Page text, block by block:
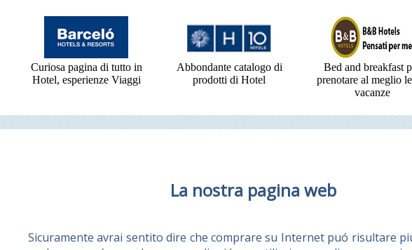
Curiosa pagina di tutto in
Hotel, esperienze Viaggi
Abbondante catalogo di
prodotti di Hotel
Bed and breakfast
prenotare al meglio
vacanze
La nostra pagina web
Sicuramente avrai sentito dire che comprare su Internet puó risultare